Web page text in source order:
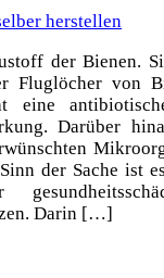
der Bienen.
Fluglöcher von
eine
Darüber
der Sache ist
Darin […]